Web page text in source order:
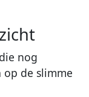
nog
op de slimme